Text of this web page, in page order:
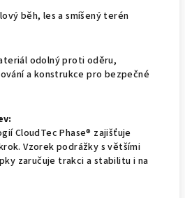
běh, les a smíšený terén
odolný proti oděru,
a konstrukce pro bezpečné
CloudTec Phase® zajišťuje
Vzorek podrážky s většími
zaručuje trakci a stabilitu i na